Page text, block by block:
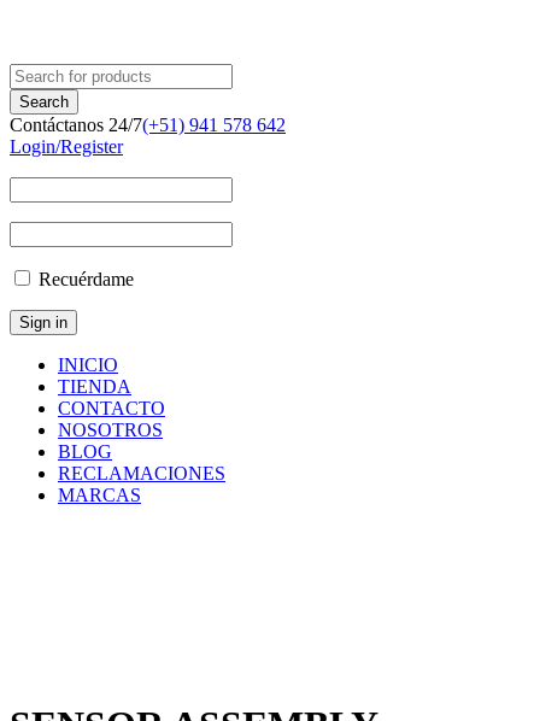
Contáctanos 24/7(+51) 941 578 642
Login/Register
Recuérdame
INICIO
TIENDA
CONTACTO
NOSOTROS
BLOG
RECLAMACIONES
MARCAS